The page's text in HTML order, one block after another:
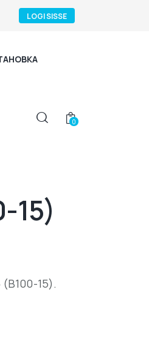
LOGI SISSE
0
15)
15).